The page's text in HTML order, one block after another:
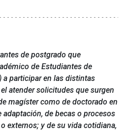
de postgrado que
de Estudiantes de
a participar en las distintas
atender solicitudes que surgen
magíster como de doctorado en
de becas o procesos
externos; y de su vida cotidiana,